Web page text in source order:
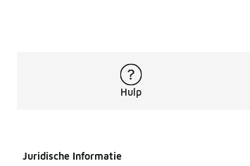
Hulp
Juridische Informatie